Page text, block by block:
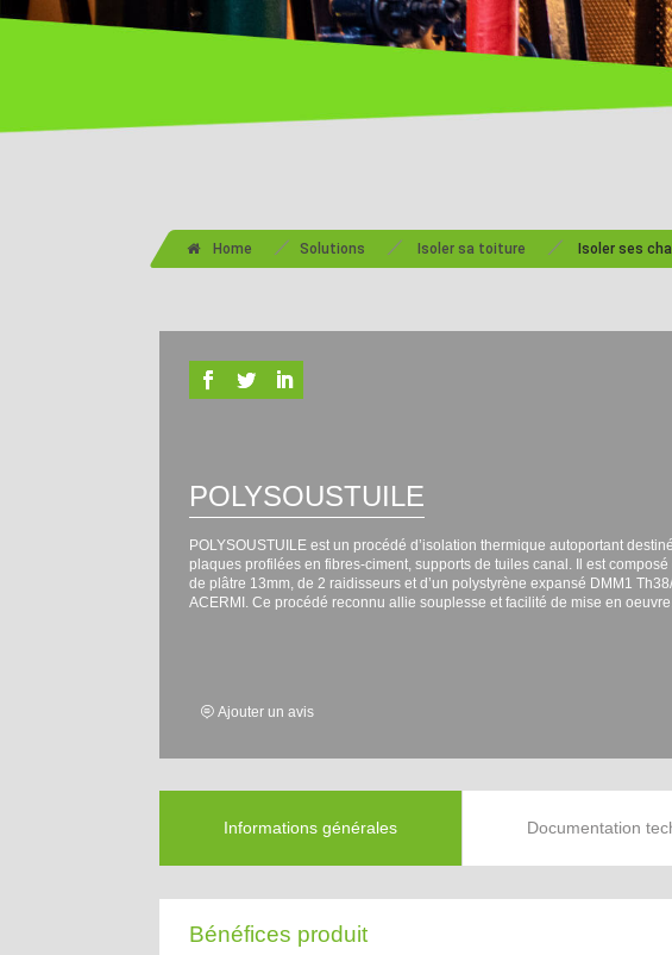
Home / Solutions / Isoler sa toiture / Isoler ses
POLYSOUSTUILE
POLYSOUSTUILE est un procédé d’isolation thermique autoportant
plaques profilées en fibres-ciment, supports de tuiles canal. Il est composé
de plâtre 13mm, de 2 raidisseurs et d’un polystyrène expansé DMM1
ACERMI. Ce procédé reconnu allie souplesse et facilité de mise en
Ajouter un avis
Informations générales Documentation
Bénéfices produit